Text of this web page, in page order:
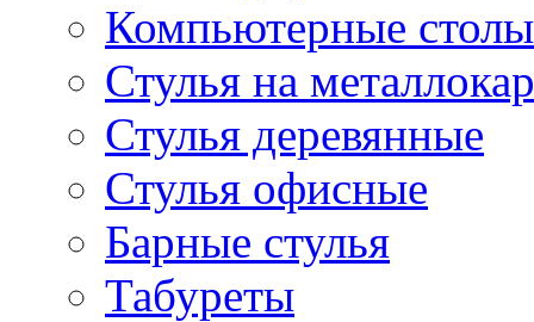
Компьютерные столы
Стулья на
Стулья деревянные
Стулья офисные
Барные стулья
Табуреты